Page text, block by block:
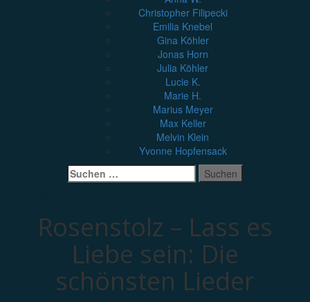
Christopher Filipecki
Emilia Knebel
Gina Köhler
Jonas Horn
Julia Köhler
Lucie K.
Marie H.
Marius Meyer
Max Keller
Melvin Klein
Yvonne Hopfensack
Suchen
nach:
Rosenstolz – Lass es
Liebe sein: Die
schönsten Lieder